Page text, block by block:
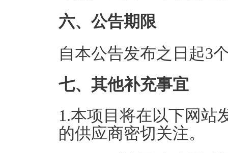
六、公告期限
自本公告发布之日起3
七、其他补充事宜
1.本项目将在以下网站
的供应商密切关注。